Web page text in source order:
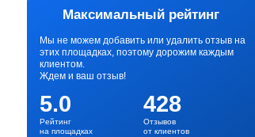
Максимальный рейтинг
Мы не можем добавить или удалить отзыв на
этих площадках, поэтому дорожим каждым
клиентом.
Ждем и ваш отзыв!
5.0
Рейтинг
на площадках
428
Отзывов
от клиентов